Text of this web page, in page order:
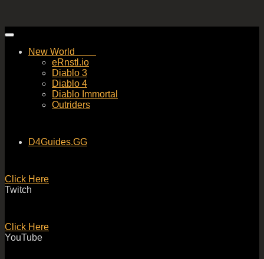
Skip
contentNew World
eRnstl.io
Diablo 3
Diablo 4
Diablo Immortal
Outriders
D4Guides.GG
Click Here
Twitch
Click Here
YouTube